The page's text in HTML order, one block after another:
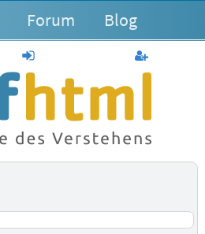
Forum Blog
anmelden